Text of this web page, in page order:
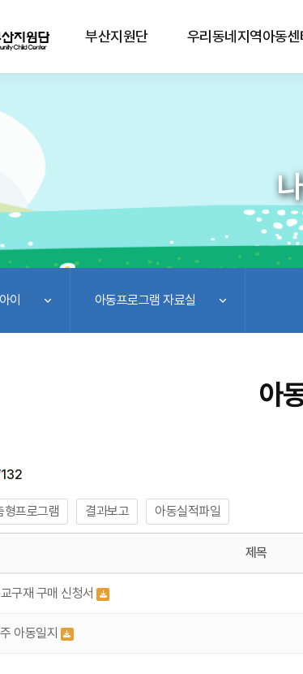
부산지원단 우리동네지역아동센
이 아동프로그램 자료실
아
132
형프로그램 결과보고 아동실적파일
제목
구재 구매 신청서
아동일지